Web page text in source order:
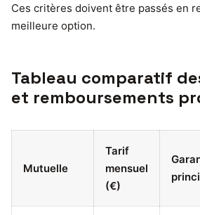
Ces critères doivent être passés en
meilleure option.
Tableau comparatif
et remboursements
Mutuelle
Tarif
mensuel
(€)